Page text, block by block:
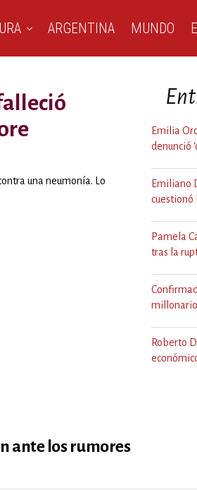
ARGENTINA MUNDO
una neumonía. Lo
Emilia
denunció
Emiliano
cuestionó
Pamela
tras la
Roberto
ante los rumores